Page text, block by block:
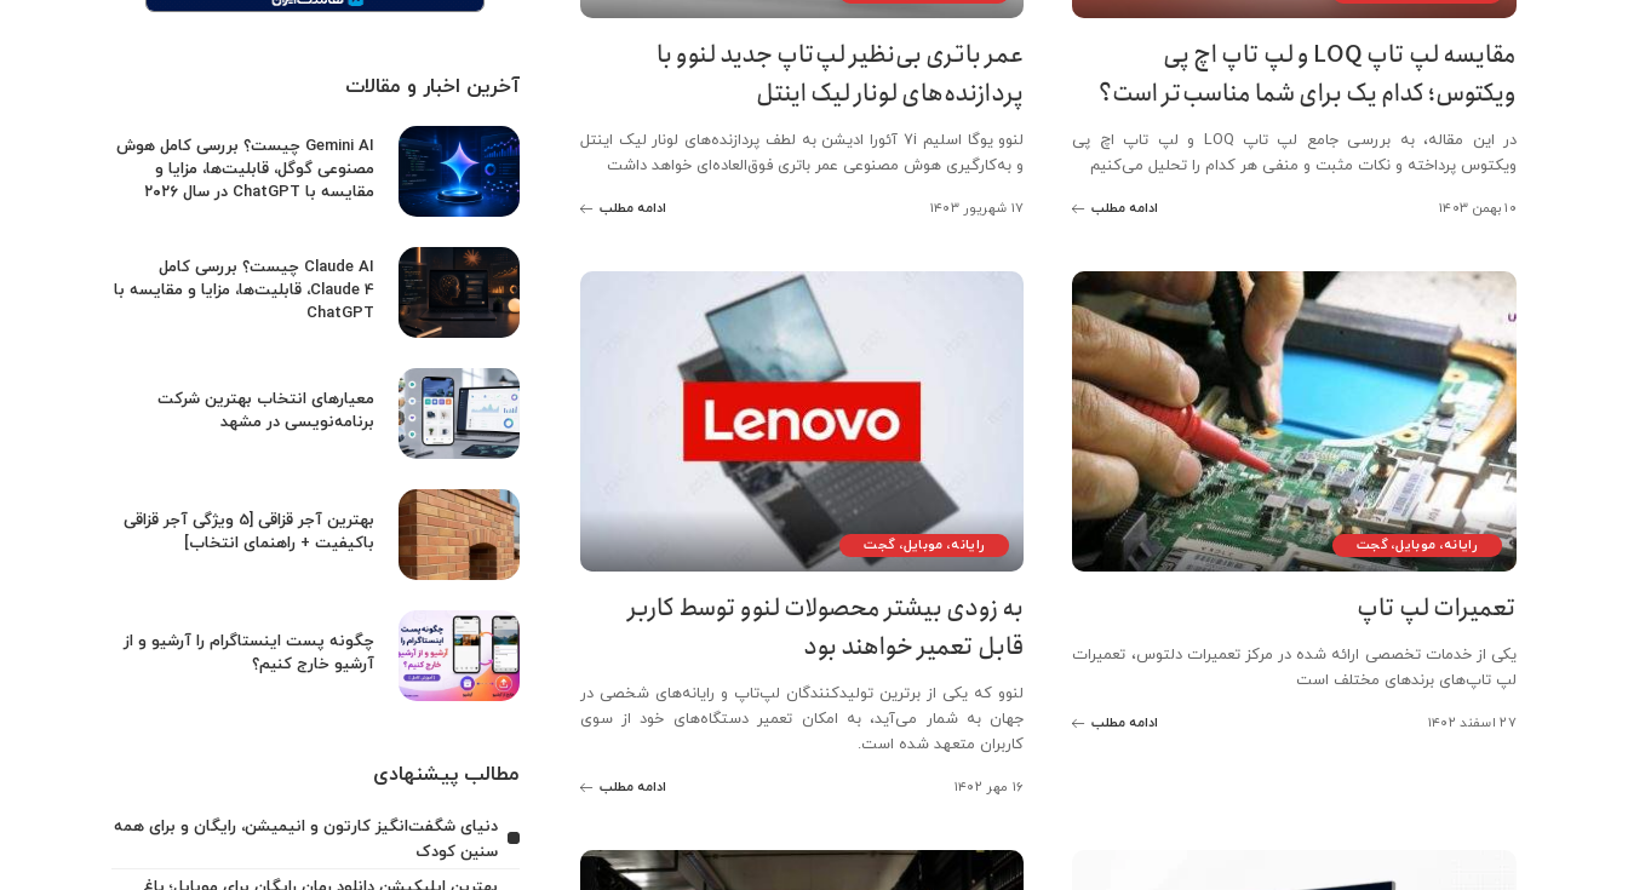
مقایسه لپ تاپ‌ LOQ و لپ تاپ اچ پی
ویکتوس؛ کدام یک برای شما مناسب‌تر است؟
در این مقاله، به بررسی جامع لپ تاپ‌ LOQ و لپ تاپ اچ پی
ویکتوس پرداخته و نکات مثبت و منفی هر کدام را تحلیل می‌کنیم
۱۰ بهمن ۱۴۰۳ ادامه مطلب
عمر باتری بی‌نظیر لپ‌تاپ جدید لنوو با
پردازنده‌های لونار لیک اینتل
لنوو یوگا اسلیم 7i آئورا ادیشن به لطف پردازنده‌های لونار لیک اینتل
و به‌کارگیری هوش مصنوعی عمر باتری فوق‌العاده‌ای خواهد داشت
۱۷ شهریور ۱۴۰۳ ادامه مطلب
رایانه، موبایل، گجت
تعمیرات لپ تاپ
یکی از خدمات تخصصی ارائه شده در مرکز تعمیرات دلتوس، تعمیرات
لپ تاپ‌های برندهای مختلف است
۲۷ اسفند ۱۴۰۲ ادامه مطلب
رایانه، موبایل، گجت
به زودی بیشتر محصولات لنوو توسط کاربر
قابل تعمیر خواهند بود
لنوو که یکی از برترین تولیدکنندگان لپ‌تاپ و رایانه‌های شخصی در
جهان به شمار می‌آید، به امکان تعمیر دستگاه‌های خود از سوی
کاربران متعهد شده است.
۱۶ مهر ۱۴۰۲ ادامه مطلب
آخرین اخبار و مقالات
Gemini AI چیست؟ بررسی کامل هوش
مصنوعی گوگل، قابلیت‌ها، مزایا و
مقایسه با ChatGPT در سال ۲۰۲۶
Claude AI چیست؟ بررسی کامل
Claude 4، قابلیت‌ها، مزایا و مقایسه با
ChatGPT
معیارهای انتخاب بهترین شرکت
برنامه‌نویسی در مشهد
بهترین آجر قزاقی [5 ویژگی آجر قزاقی
باکیفیت + راهنمای انتخاب]
چگونه پست اینستاگرام را آرشیو و از
آرشیو خارج کنیم؟
مطالب پیشنهادی
دنیای شگفت‌انگیز کارتون و انیمیشن، رایگان و برای همه
سنین کودک